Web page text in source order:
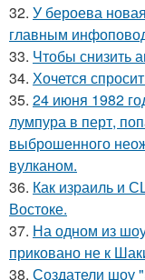
32. У бероева
главным
33. Чтобы снизить
34. Хочется
35. 24 июня 1982
лумпура в перт,
выброшенного
вулканом.
36. Как израиль и
Востоке.
37. На одном из
приковано не к
38. Создатели шоу